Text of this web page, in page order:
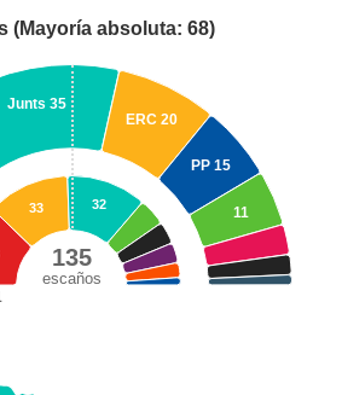
(Mayoría absoluta: 68)
135
escaños
Junts 35
ERC 20
PP 15
11
33 32